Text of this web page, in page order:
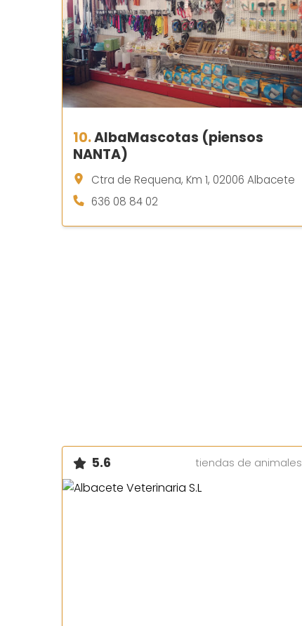
10.AlbaMascotas (piensos
NANTA)
Ctra de Requena, Km 1, 02006 Albacete
636 08 84 02
5.6 tiendas de animales